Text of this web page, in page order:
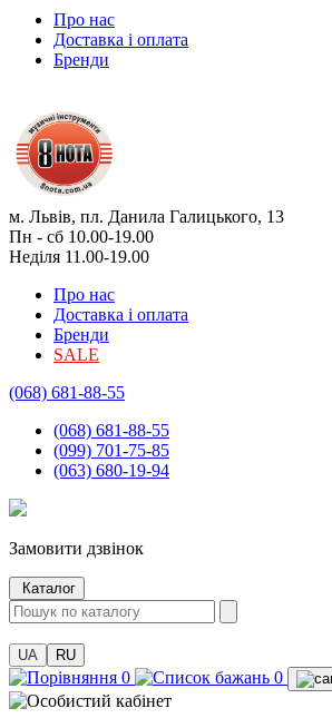
Про нас
Доставка і оплата
Бренди
м. Львів, пл. Данила Галицького, 13
Пн - сб 10.00-19.00
Неділя 11.00-19.00
Про нас
Доставка і оплата
Бренди
SALE
(068) 681-88-55
(068) 681-88-55
(099) 701-75-85
(063) 680-19-94
Замовити дзвінок
Каталог
UA RU
0 0